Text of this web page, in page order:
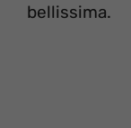
bellissima.